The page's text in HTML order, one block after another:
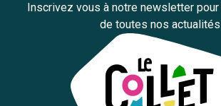
Inscrivez vous à notre newsletter
de toutes nos actualités